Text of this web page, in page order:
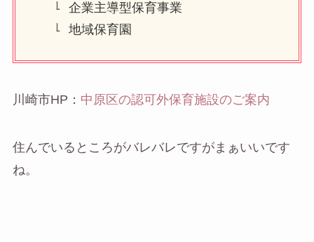
企業主導型保育事業
地域保育園
川崎市HP： 中原区の認可外保育施設のご案内
住んでいるところがバレバレですがまぁいいです
ね。